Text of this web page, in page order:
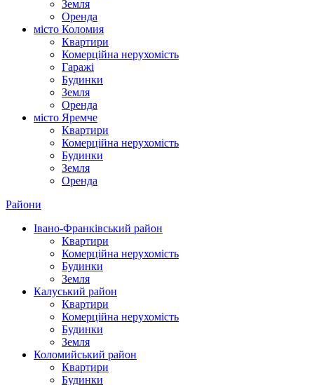
Земля
Оренда
місто Коломия
Квартири
Комерційна нерухомість
Гаражі
Будинки
Земля
Оренда
місто Яремче
Квартири
Комерційна нерухомість
Будинки
Земля
Оренда
Райони
Івано-Франківський район
Квартири
Комерційна нерухомість
Будинки
Земля
Калуський район
Квартири
Комерційна нерухомість
Будинки
Земля
Коломийський район
Квартири
Будинки